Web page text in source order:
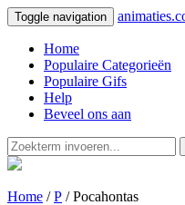
Toggle navigation
Home
Populaire Categorieën
Populaire Gifs
Help
Beveel ons aan
Home /P / Pocahontas